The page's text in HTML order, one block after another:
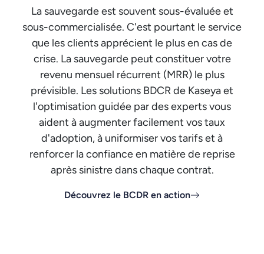
La sauvegarde est souvent sous-évaluée et
sous-commercialisée. C'est pourtant le service
que les clients apprécient le plus en cas de
crise. La sauvegarde peut constituer votre
revenu mensuel récurrent (MRR) le plus
prévisible. Les solutions BDCR de Kaseya et
l'optimisation guidée par des experts vous
aident à augmenter facilement vos taux
d'adoption, à uniformiser vos tarifs et à
renforcer la confiance en matière de reprise
après sinistre dans chaque contrat.
Découvrez le BCDR en action